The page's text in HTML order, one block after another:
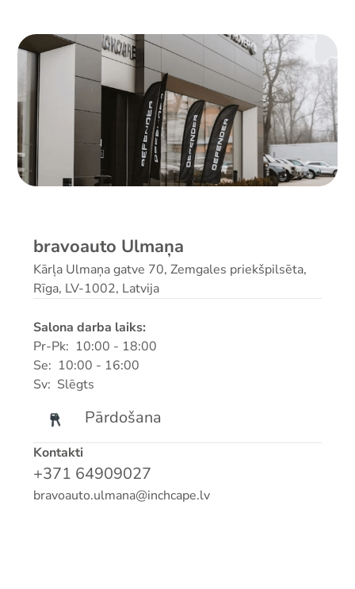
bravoauto Ulmaņa
Kārļa Ulmaņa gatve 70, Zemgales priekšpilsēta,
Rīga, LV-1002, Latvija
Salona darba laiks:
Pr-Pk: 10:00 - 18:00
Se: 10:00 - 16:00
Sv: Slēgts
Pārdošana
Kontakti
+371 64909027
bravoauto.ulmana@inchcape.lv